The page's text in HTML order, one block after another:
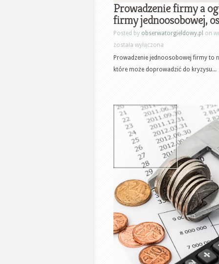
Prowadzenie firmy a
firmy jednoosobowej,
Posted by obserwatorgieldowy.pl on
została wyłączona
Prowadzenie jednoosobowej firmy to
które może doprowadzić do kryzysu...